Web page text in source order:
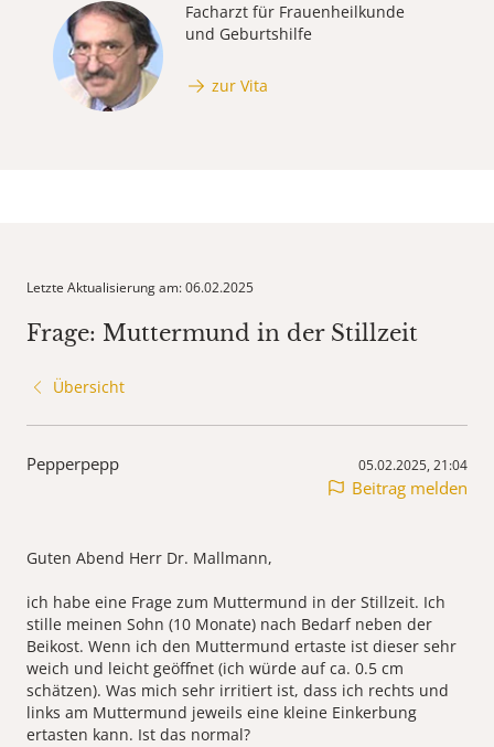
Facharzt für Frauenheilkunde
und Geburtshilfe
zur Vita
Letzte Aktualisierung am: 06.02.2025
Frage: Muttermund in der Stillzeit
Übersicht
Pepperpepp 05.02.2025, 21:04
Beitrag melden
Guten Abend Herr Dr. Mallmann,
ich habe eine Frage zum Muttermund in der Stillzeit. Ich
stille meinen Sohn (10 Monate) nach Bedarf neben der
Beikost. Wenn ich den Muttermund ertaste ist dieser sehr
weich und leicht geöffnet (ich würde auf ca. 0.5 cm
schätzen). Was mich sehr irritiert ist, dass ich rechts und
links am Muttermund jeweils eine kleine Einkerbung
ertasten kann. Ist das normal?